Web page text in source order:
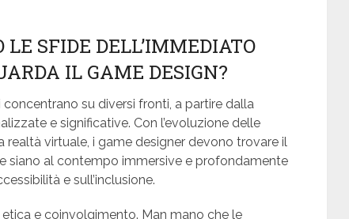
SFIDE DELL’IMMEDIATO
IL GAME DESIGN?
su diversi fronti, a partire dalla
e significative. Con l’evoluzione delle
realtà virtuale, i game designer devono trovare il
siano al contempo immersive e profondamente
e sull’inclusione.
etica e coinvolgimento. Man mano che le